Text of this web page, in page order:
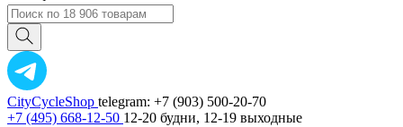
CityCycleShop telegram: +7 (903) 500-20-70
+7 (495) 668-12-50 12-20 будни, 12-19 выходные